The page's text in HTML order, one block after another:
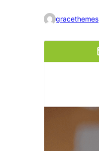
gracethemes